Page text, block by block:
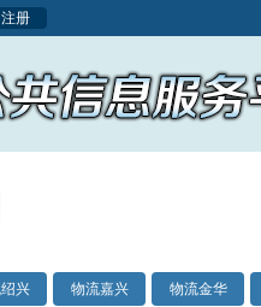
注册
兴 物流嘉兴 物流金华